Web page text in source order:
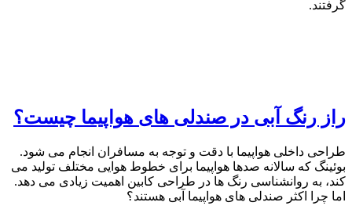
گرفتند.
راز رنگ آبی در صندلی های هواپیما چیست؟
طراحی داخلی هواپیما با دقت و توجه به مسافران انجام می شود.
بوئینگ که سالانه صدها هواپیما برای خطوط هوایی مختلف تولید می
کند، به روانشناسی رنگ ها در طراحی کابین اهمیت زیادی می دهد.
اما چرا اکثر صندلی های هواپیما آبی هستند؟